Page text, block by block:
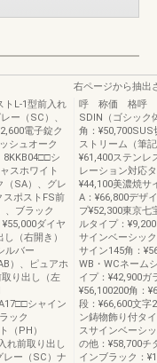
L-1型前入れ
ー（SC）、
電子錠ク
シュオーク
8KKB04□□シ
スホワイト
（SA）、グレ
スポストFS前
、ブラック
ダイヤ
（右開き）
ルバー
）、ピュアホ
り出し（左
シャイン
ック
（PH）
れ前取り出し
レー（SC）ナ
右ページから抽出
呼 称価 格呼
SDIN（ゴシック
角：¥50,700SUS
ストリーム（筆
¥61,400ステンレ
レーション対応
¥44,100美濃焼サ
A：¥66,800デザ
プ¥52,300東京七
ルタイプ：
サインベーシッ
サイン145角：
WB・WCネーム
イプ：¥42,900ガ
¥56,100200角：
段：¥66,600文字
ン鋳物飾り付タ
スサインベーシ
の他：¥58,700チ
インブラック：